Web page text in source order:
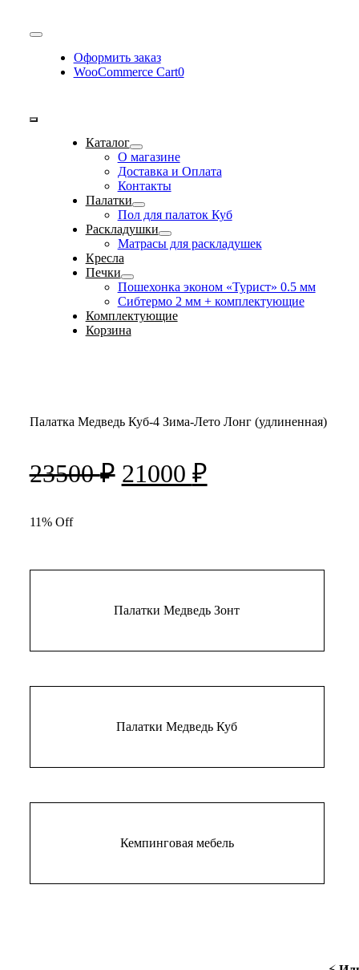
Toggle
NavigationОформить заказ
WooCommerce Cart0
Toggle
Navigation
Каталог
О магазине
Доставка и Оплата
Контакты
Палатки
Пол для палаток Куб
Раскладушки
Матрасы для раскладушек
Кресла
Печки
Пошехонка эконом «Турист» 0.5 мм
Сибтермо 2 мм + комплектующие
Комплектующие
Корзина
Палатка Медведь Куб-4 Зима-Лето Лонг (удлиненная)
23500₽ Первоначальная
21000 ₽Текущая
11% Off
Палатки Медведь Зонт
Палатки Медведь Куб
Кемпинговая мебель